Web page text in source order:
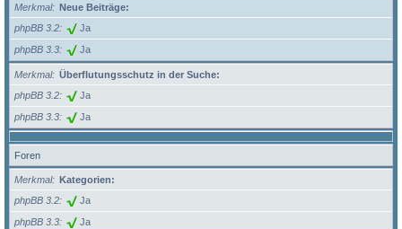
Merkmal
Neue Beiträge:
phpBB 3.2
Ja
phpBB 3.3 Ja
Merkmal
Überflutungsschutz in der Suche:
phpBB 3.2
Ja
phpBB 3.3 Ja
Foren
Merkmal
Kategorien:
phpBB 3.2
Ja
phpBB 3.3 Ja